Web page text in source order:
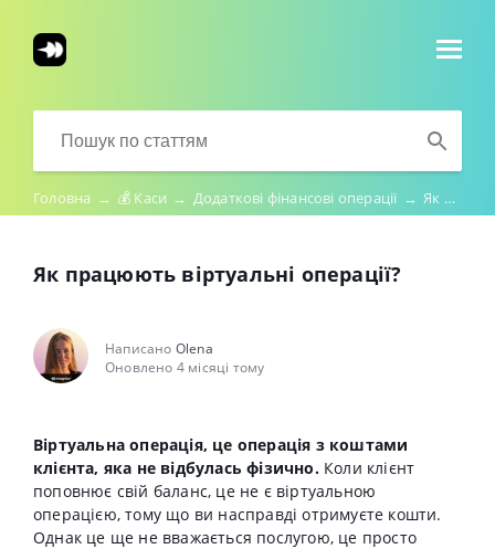
Головна → 💰 Каси → Додаткові фінансові операції → Як працюють віртуальні операції?
Як працюють віртуальні операції?
Написано Olena
Оновлено 4 місяці тому
Віртуальна операція, це операція з коштами
клієнта, яка не відбулась фізично.Коли клієнт
поповнює свій баланс, це не є віртуальною
операцією, тому що ви насправді отримуєте кошти.
Однак це ще не вважається послугою, це просто